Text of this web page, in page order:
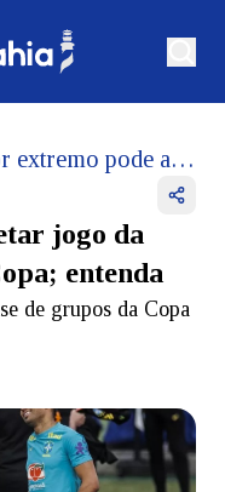
Calor extremo pode afetar jogo da Seleção Brasileira na Copa; entenda
jogo da
entenda
de grupos da Copa